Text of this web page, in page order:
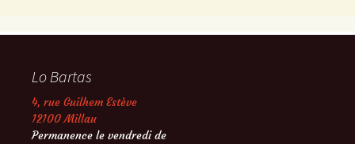
Lo Bartas
4, rue Guilhem Estève
12100 Millau
Permanence le vendredi de